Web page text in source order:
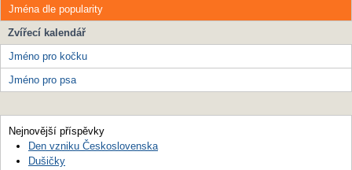
Jména dle popularity
Zvířecí kalendář
Jméno pro kočku
Jméno pro psa
Nejnovější příspěvky
Den vzniku Československa
Dušičky